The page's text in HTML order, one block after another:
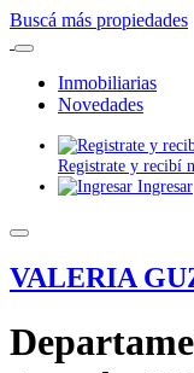
Buscá más propiedades
Inmobiliarias
Novedades
Registrate y recibí
Ingresar
VALERIA